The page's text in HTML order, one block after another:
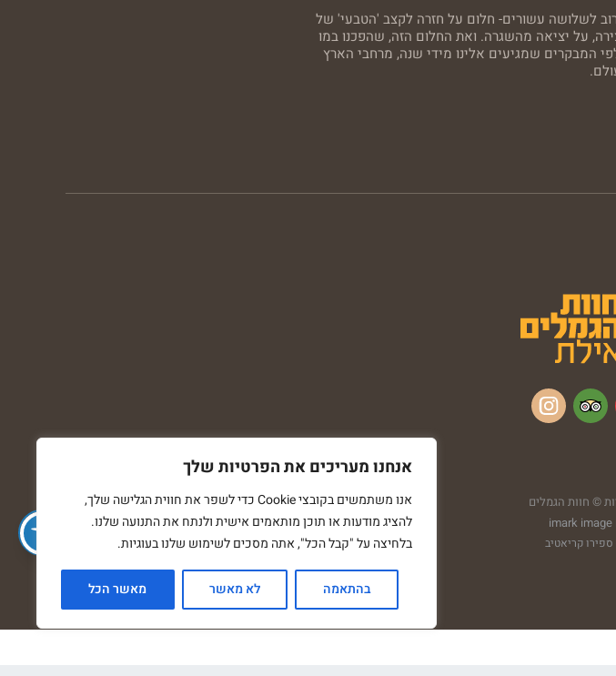
אנחנו מעריכים את הפרטיות שלך
אנו משתמשים בקובצי Cookie כדי לשפר את חווית הגלישה שלך,
להציג מודעות או תוכן מותאמים אישית ולנתח את התנועה שלנו.
בלחיצה על "קבל הכל", אתה מסכים לשימוש שלנו בעוגיות.
בהתאמה לא מאשר מאשר הכל
לשלושה עשורים- חלום על חזרה לקצב 'הטבעי' של
על יציאה מהשגרה. ואת החלום הזה, שהפכנו במו
המבקרים שמגיעים אלינו מידי שנה, מרחבי הארץ
© חוות הגמלים
קריאטיב